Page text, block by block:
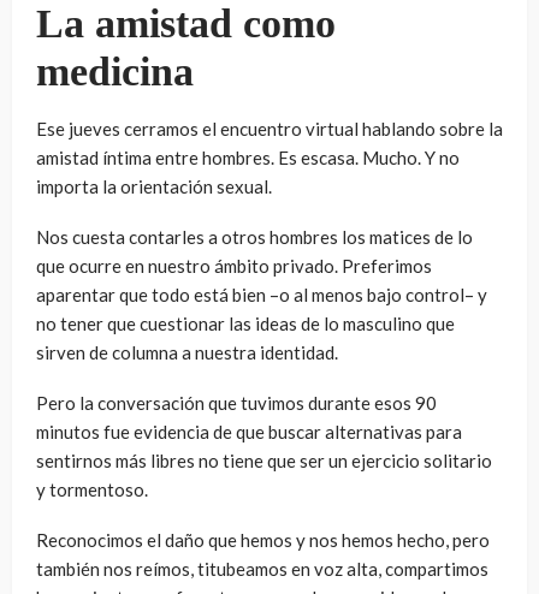
La amistad como
medicina
Ese jueves cerramos el encuentro virtual hablando sobre la
amistad íntima entre hombres. Es escasa. Mucho. Y no
importa la orientación sexual.
Nos cuesta contarles a otros hombres los matices de lo
que ocurre en nuestro ámbito privado. Preferimos
aparentar que todo está bien –o al menos bajo control– y
no tener que cuestionar las ideas de lo masculino que
sirven de columna a nuestra identidad.
Pero la conversación que tuvimos durante esos 90
minutos fue evidencia de que buscar alternativas para
sentirnos más libres no tiene que ser un ejercicio solitario
y tormentoso.
Reconocimos el daño que hemos y nos hemos hecho, pero
también nos reímos, titubeamos en voz alta, compartimos